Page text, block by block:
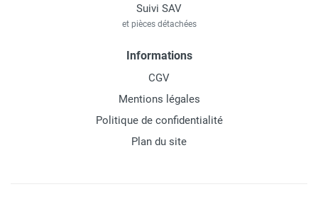
Suivi SAV
et pièces détachées
Informations
CGV
Mentions légales
Politique de confidentialité
Plan du site